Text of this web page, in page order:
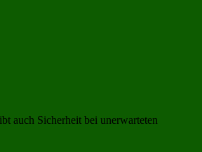
auch Sicherheit bei unerwarteten